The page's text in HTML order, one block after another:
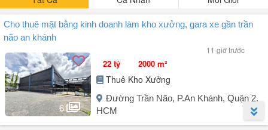
Cho thuê mặt bằng kinh doanh làm kho xưởng, gara xe gần trần
não an khánh
11 giờ trước
6
22 tỷ 2000 m²
Thuê Kho Xưởng
Đường Trần Não, P.An Khánh, Quận 2,
HCM